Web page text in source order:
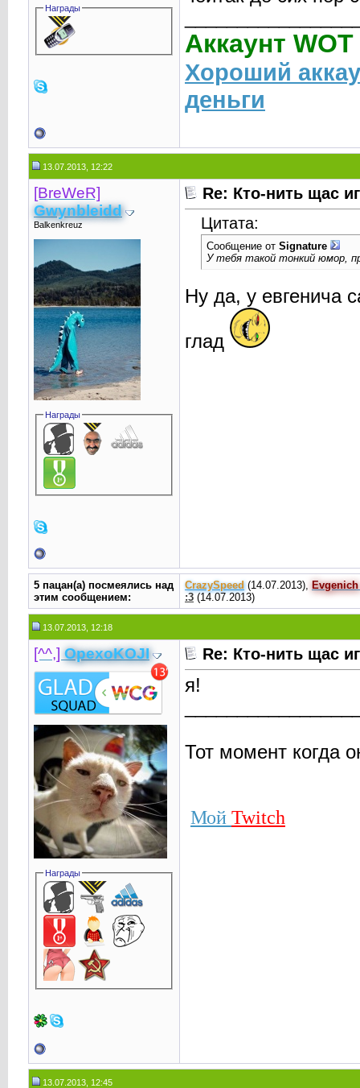
Награды
Аккаунт WOT
Хороший
деньги
13.07.2013, 12:22
[BreWeR]
Gwynbleidd
Balkenkreuz
Награды
Re: Кто-нить щас
Цитата:
Сообщение от Signature
У тебя такой тонкий юмор,
Ну да, у евгенича
глад
5 пацан(а) посмеялись над
этим сообщением:
CrаzySpeed(14.07.2013),
:3(14.07.2013)
13.07.2013, 12:18
[^^,] OpexoKOJI
Награды
Re: Кто-нить щас
я!
Тот момент когда
Мой Twitch
13.07.2013, 12:45